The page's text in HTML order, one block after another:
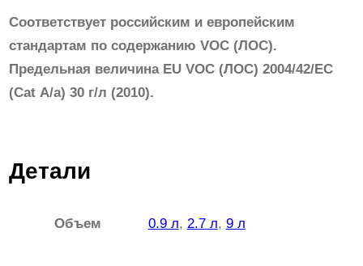
х
о
м
н
Соответствует российским и европейским
стандартам по содержанию VOC (ЛОС).
Предельная величина EU VOC (ЛОС) 2004/42/ЕС
(Cat А/а) 30 г/л (2010).
Детали
Объем 0.9 л, 2.7 л, 9 л